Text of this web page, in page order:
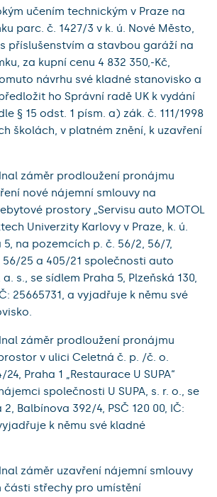
učením technickým v Praze na
parc. č. 1427/3 v k. ú. Nové Město,
příslušenstvím a stavbou garáží na
za kupní cenu 4 832 350,-Kč,
návrhu své kladné stanovisko a
ho Správní radě UK k vydání
§ 15 odst. 1 písm. a) zák. č. 111/1998
školách, v platném znění, k uzavření
záměr prodloužení pronájmu
nové nájemní smlouvy na
prostory „Servisu auto MOTOL
Univerzity Karlovy v Praze, k. ú.
na pozemcích p. č. 56/2, 56/7,
56/25 a 405/21 společnosti auto
a. s., se sídlem Praha 5, Plzeňská 130,
25665731, a vyjadřuje k němu své
záměr prodloužení pronájmu
v ulici Celetná č. p. /č. o.
Praha 1 „Restaurace U SUPA“
společnosti U SUPA, s. r. o., se
Balbínova 392/4, PSČ 120 00, IČ:
k němu své kladné
záměr uzavření nájemní smlouvy
části střechy pro umístění